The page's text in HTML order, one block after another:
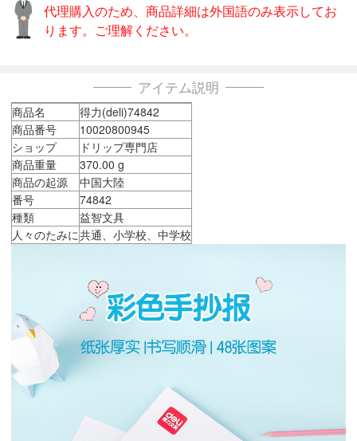
代理購入のため、商品詳細は外国語のみ表示してお
ります。ご理解ください。
アイテム説明
商品名
得力(deli)74842
商品番号
10020800945
ショップ
ドリップ専門店
商品重量
370.00 g
商品の起源
中国大陸
番号
74842
種類
益智文具
人々のたみに共通、小学校、中学校